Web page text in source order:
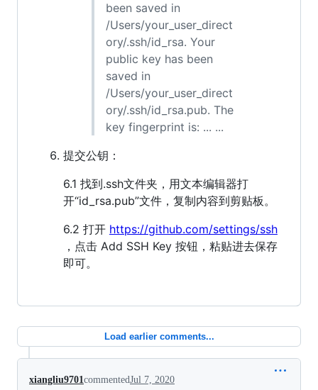
been saved in
/Users/your_user_direct
ory/.ssh/id_rsa. Your
public key has been
saved in
/Users/your_user_direct
ory/.ssh/id_rsa.pub. The
key fingerprint is: ... ...
提交公钥：
6.1 找到.ssh文件夹，用文本编辑器打
开“id_rsa.pub”文件，复制内容到剪贴板。
6.2 打开 https://github.com/settings/ssh
，点击 Add SSH Key 按钮，粘贴进去保存
即可。
Load earlier comments...
xiangliu9701commentedJul 7, 2020